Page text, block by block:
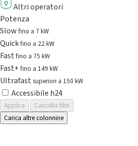
Altri operatori
Potenza
Slowfino a 7 kW
Quickfino a 22 kW
Fastfino a 75 kW
Fast+fino a 149 kW
Ultrafast superiori a 150 kW
Accessibile h24
Applica
Cancella filtri
Carica altre colonnine